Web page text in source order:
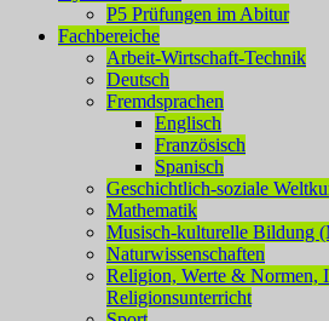
P5 Prüfungen im Abitur
Fachbereiche
Arbeit-Wirtschaft-Technik
Deutsch
Fremdsprachen
Englisch
Französisch
Spanisch
Geschichtlich-soziale
Mathematik
Musisch-kulturelle Bildung
Naturwissenschaften
Religion, Werte & Normen,
Religionsunterricht